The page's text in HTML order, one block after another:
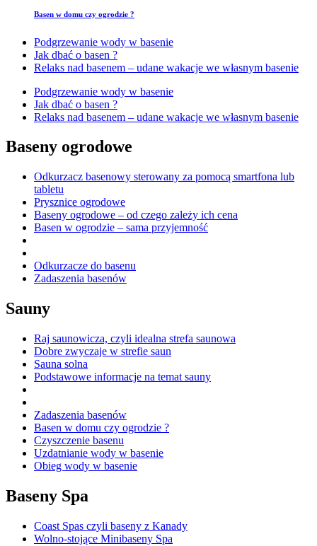
Basen w domu czy ogrodzie ?
Podgrzewanie wody w basenie
Jak dbać o basen ?
Relaks nad basenem – udane wakacje we własnym basenie
Podgrzewanie wody w basenie
Jak dbać o basen ?
Relaks nad basenem – udane wakacje we własnym basenie
Baseny ogrodowe
Odkurzacz basenowy sterowany za pomocą smartfona lub
tabletu
Prysznice ogrodowe
Baseny ogrodowe – od czego zależy ich cena
Basen w ogrodzie – sama przyjemność
Odkurzacze do basenu
Zadaszenia basenów
Sauny
Raj saunowicza, czyli idealna strefa saunowa
Dobre zwyczaje w strefie saun
Sauna solna
Podstawowe informacje na temat sauny
Zadaszenia basenów
Basen w domu czy ogrodzie ?
Czyszczenie basenu
Uzdatnianie wody w basenie
Obieg wody w basenie
Baseny Spa
Coast Spas czyli baseny z Kanady
Wolno-stojące Minibaseny Spa